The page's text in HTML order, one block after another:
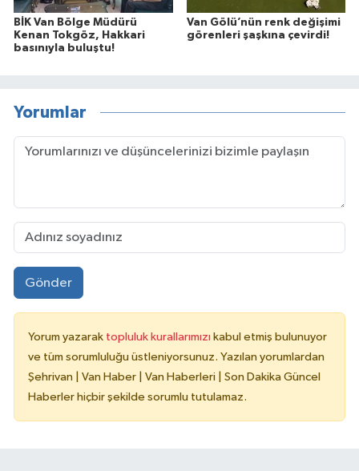
BİK Van Bölge Müdürü
Kenan Tokgöz, Hakkari
basınıyla buluştu!
Van Gölü’nün renk değişimi
görenleri şaşkına çevirdi!
Yorumlar
Gönder
Yorum yazarak topluluk kurallarımızı kabul etmiş bulunuyor
ve tüm sorumluluğu üstleniyorsunuz. Yazılan yorumlardan
Şehrivan | Van Haber | Van Haberleri | Son Dakika Güncel
Haberler hiçbir şekilde sorumlu tutulamaz.